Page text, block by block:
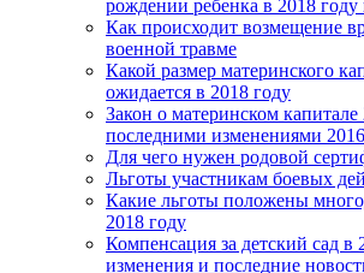
рождении ребенка в 2018 году
Как происходит возмещение
военной травме
Какой размер материнского
ожидается в 2018 году
Закон о материнском
последними изменениями 2016
Для чего нужен родовой
Льготы участникам боевых
Какие льготы положены
2018 году
Компенсация за детский сад
изменения и последние